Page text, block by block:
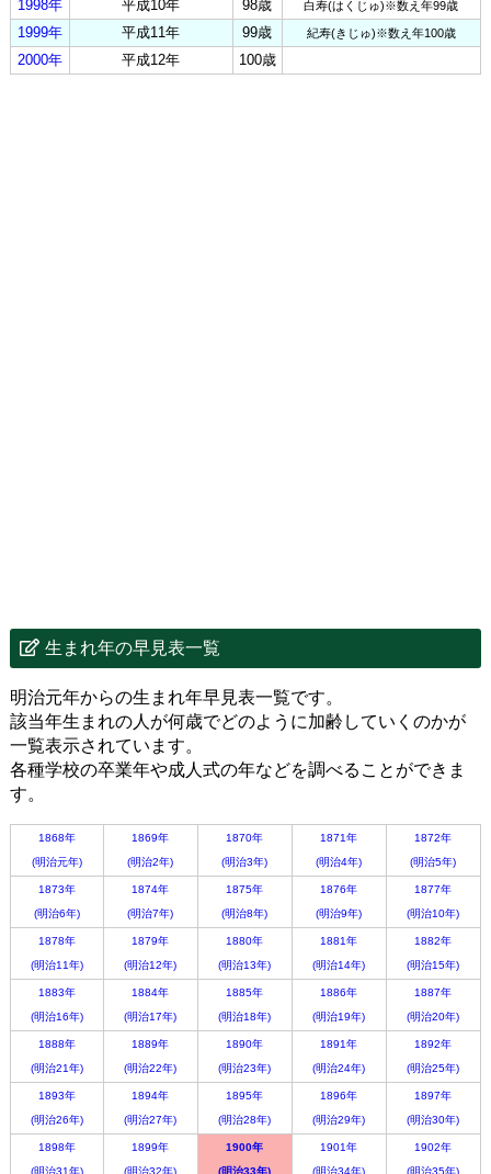
1998年
平成10年 98歳 白寿(はくじゅ)※数え年99歳
1999年 平成11年 99歳 紀寿(きじゅ)※数え年100歳
2000年 平成12年 100歳
生まれ年の早見表一覧
明治元年からの生まれ年早見表一覧です。
該当年生まれの人が何歳でどのように加齢していくのかが
一覧表示されています。
各種学校の卒業年や成人式の年などを調べることができま
す。
1868年
(明治元年)
1869年
(明治2年)
1870年
(明治3年)
1871年
(明治4年)
1872年
(明治5年)
1873年
(明治6年)
1874年
(明治7年)
1875年
(明治8年)
1876年
(明治9年)
1877年
(明治10年)
1878年
(明治11年)
1879年
(明治12年)
1880年
(明治13年)
1881年
(明治14年)
1882年
(明治15年)
1883年
(明治16年)
1884年
(明治17年)
1885年
(明治18年)
1886年
(明治19年)
1887年
(明治20年)
1888年
(明治21年)
1889年
(明治22年)
1890年
(明治23年)
1891年
(明治24年)
1892年
(明治25年)
1893年
(明治26年)
1894年
(明治27年)
1895年
(明治28年)
1896年
(明治29年)
1897年
(明治30年)
1898年
(明治31年)
1899年
(明治32年)
1900年
(明治33年)
1901年
(明治34年)
1902年
(明治35年)